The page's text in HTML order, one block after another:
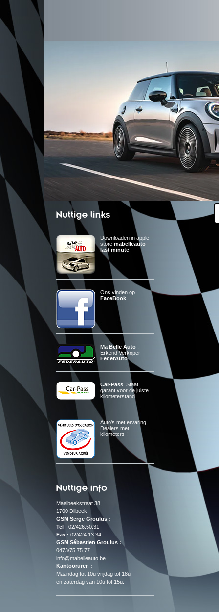
Downloaden in apple
store mabelleauto
last minute
Ons vinden op
FaceBook
Ma Belle Auto :
Erkend Verkoper
FederAuto
Car-Pass . Staat
garant voor de juiste
kilometerstand.
Auto's met ervaring,
Dealers met
kilometers !
Maalbeekstraat 38,
1700 Dilbeek.
GSM Serge Groulus :
Tel : 02/426.50.31
Fax : 02/424.13.34
GSM Sébastien Groulus :
0473/75.75.77
info@mabelleauto.be
Kantooruren :
Maandag tot 10u vrijdag tot 18u
en zaterdag van 10u tot 15u